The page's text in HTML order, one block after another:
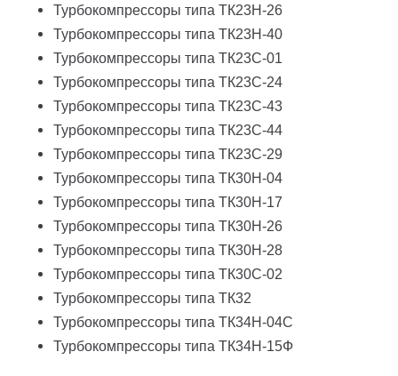
Турбокомпрессоры типа ТК23Н-26
Турбокомпрессоры типа ТК23Н-40
Турбокомпрессоры типа ТК23C-01
Турбокомпрессоры типа ТК23С-24
Турбокомпрессоры типа ТК23С-43
Турбокомпрессоры типа ТК23С-44
Турбокомпрессоры типа ТК23С-29
Турбокомпрессоры типа ТК30Н-04
Турбокомпрессоры типа ТК30Н-17
Турбокомпрессоры типа ТК30H-26
Турбокомпрессоры типа ТК30Н-28
Турбокомпрессоры типа ТК30C-02
Турбокомпрессоры типа ТК32
Турбокомпрессоры типа ТК34H-04C
Турбокомпрессоры типа ТК34Н-15Ф